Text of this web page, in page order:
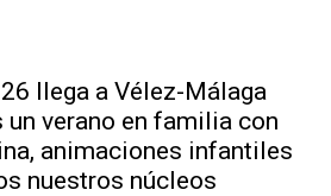
llega a Vélez-Málaga
un verano en familia con
animaciones infantiles
nuestros núcleos